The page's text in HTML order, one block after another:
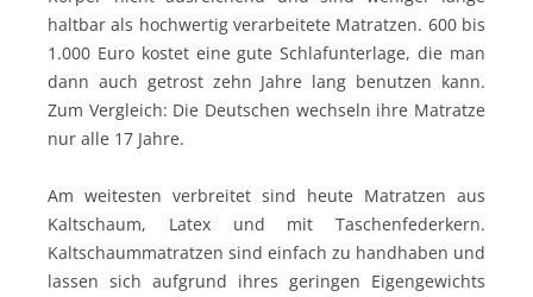
haltbar als hochwertig verarbeitete Matratzen. 600 bis
1.000 Euro kostet eine gute Schlafunterlage, die man
dann auch getrost zehn Jahre lang benutzen kann.
Zum Vergleich: Die Deutschen wechseln ihre Matratze
nur alle 17 Jahre.
Am weitesten verbreitet sind heute Matratzen aus
Kaltschaum, Latex und mit Taschenfederkern.
Kaltschaummatratzen sind einfach zu handhaben und
lassen sich aufgrund ihres geringen Eigengewichts